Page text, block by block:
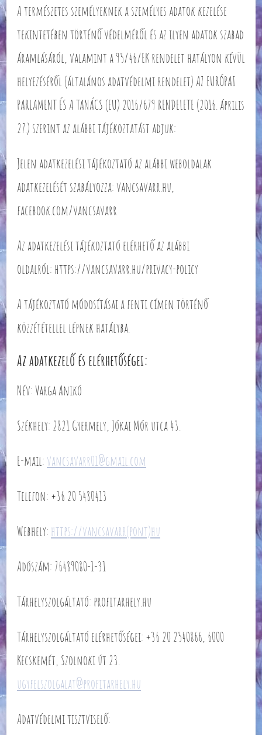
A természetes személyeknek a személyes adatok kezelése
tekintetében történő védelméről és az ilyen adatok szabad
áramlásáról, valamint a 95/46/EK rendelet hatályon kívül
helyezéséről (általános adatvédelmi rendelet) AZ EURÓPAI
PARLAMENT ÉS A TANÁCS (EU) 2016/679 RENDELETE (2016. április
27.) szerint az alábbi tájékoztatást adjuk:
Jelen adatkezelési tájékoztató az alábbi weboldalak
adatkezelését szabályozza: vancsavarr.hu,
facebook.com/vancsavarr
Az adatkezelési tájékoztató elérhető az alábbi
oldalról: https://vancsavarr.hu/privacy-policy
A tájékoztató módosításai a fenti címen történő
közzététellel lépnek hatályba.
Az adatkezelő és elérhetőségei:
Név: Varga Anikó
Székhely: 2821 Gyermely, Jókai Mór utca 43.
E-mail: vancsavarr01@gmail.com
Telefon: +36 20 5480413
Webhely: https://vancsavarr(pont)hu
Adószám: 76489080-1-31
Tárhelyszolgáltató: profitarhely.hu
Tárhelyszolgáltató elérhetőségei: +36 20 2540866, 6000
Kecskemét, Szolnoki út 23.
ugyfelszolgalat@profitarhely.hu
Adatvédelmi tisztviselő: